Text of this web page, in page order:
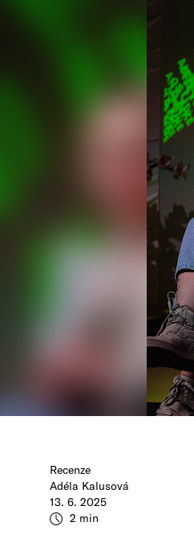
Recenze
Adéla Kalusová
13. 6. 2025
2 min